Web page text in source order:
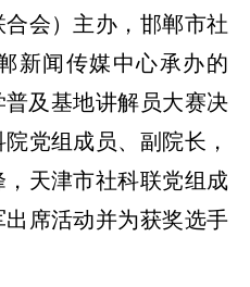
合会）主办，邯郸市社
新闻传媒中心承办的
普及基地讲解员大赛决
党组成员、副院长，
天津市社科联党组成
席活动并为获奖选手